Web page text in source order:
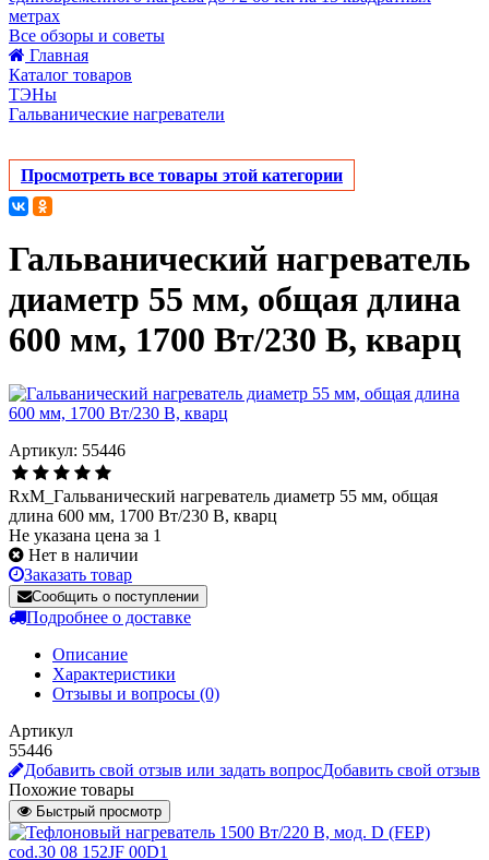
метрах
Все обзоры и советы
Главная
Каталог товаров
ТЭНы
Гальванические нагреватели
Просмотреть все товары этой категории
Гальванический нагреватель
диаметр 55 мм, общая длина
600 мм, 1700 Вт/230 В, кварц
Артикул: 55446
RxM_Гальванический нагреватель диаметр 55 мм, общая
длина 600 мм, 1700 Вт/230 В, кварц
Не указана цена за 1
Нет в наличии
Заказать товар
Сообщить о поступлении
Подробнее о доставке
Описание
Характеристики
Отзывы и вопросы (0)
Артикул
55446
Добавить свой отзыв или задать вопросДобавить свой отзыв
Похожие товары
Быстрый просмотр